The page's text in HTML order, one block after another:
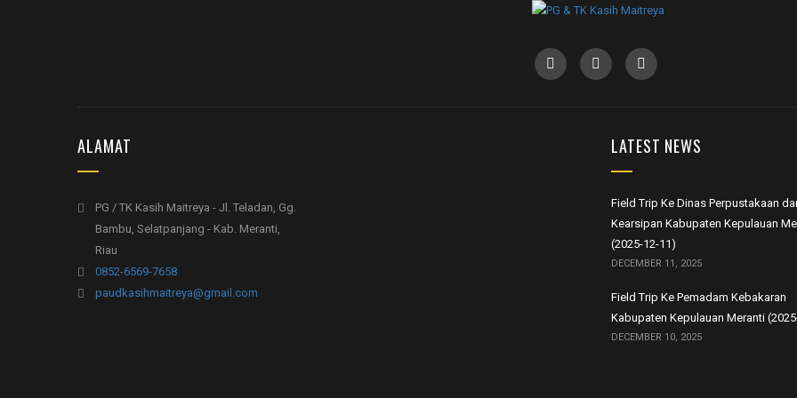
ALAMAT
PG / TK Kasih Maitreya - Jl. Teladan, Gg.
Bambu, Selatpanjang - Kab. Meranti,
Riau
0852-6569-7658
paudkasihmaitreya@gmail.com
LATEST NEWS
Field Trip Ke Dinas Perpustakaan
Kearsipan Kabupaten Kepulauan
(2025-12-11)
DECEMBER 11, 2025
Field Trip Ke Pemadam Kebakaran
Kabupaten Kepulauan Meranti
DECEMBER 10, 2025